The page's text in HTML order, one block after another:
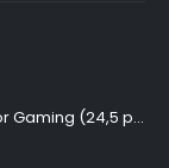
BenQ ZOWIE XL2546K Monitor Gaming (24,5 pulgadas, FHD 1080p, 240 Hz, 0.5ms, DyAc+, XL Setting to Share, S switch, Shielding Hood)